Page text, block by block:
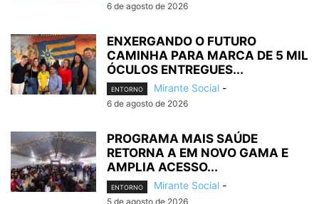
6 de agosto de 2026
ENXERGANDO O FUTURO
CAMINHA PARA MARCA DE 5 MIL
ÓCULOS ENTREGUES...
ENTORNO Mirante Social -
6 de agosto de 2026
PROGRAMA MAIS SAÚDE
RETORNA A EM NOVO GAMA E
AMPLIA ACESSO...
ENTORNO Mirante Social -
5 de agosto de 2026